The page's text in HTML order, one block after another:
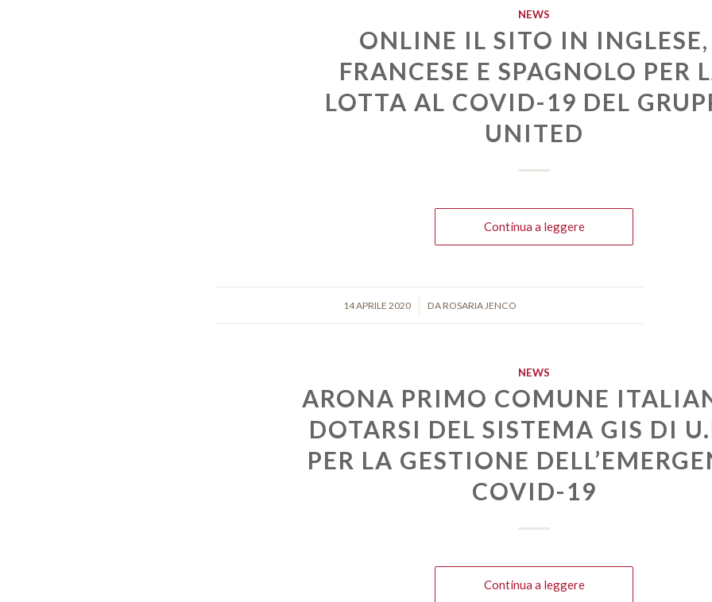
NEWS
ONLINE IL SITO IN INGLESE,
FRANCESE E SPAGNOLO PER
LOTTA AL COVID-19 DEL
UNITED
Continua a leggere
14 APRILE 2020
/ DAROSARIA JENCO
NEWS
ARONA PRIMO COMUNE
DOTARSI DEL SISTEMA GIS DI
PER LA GESTIONE
COVID-19
Continua a leggere